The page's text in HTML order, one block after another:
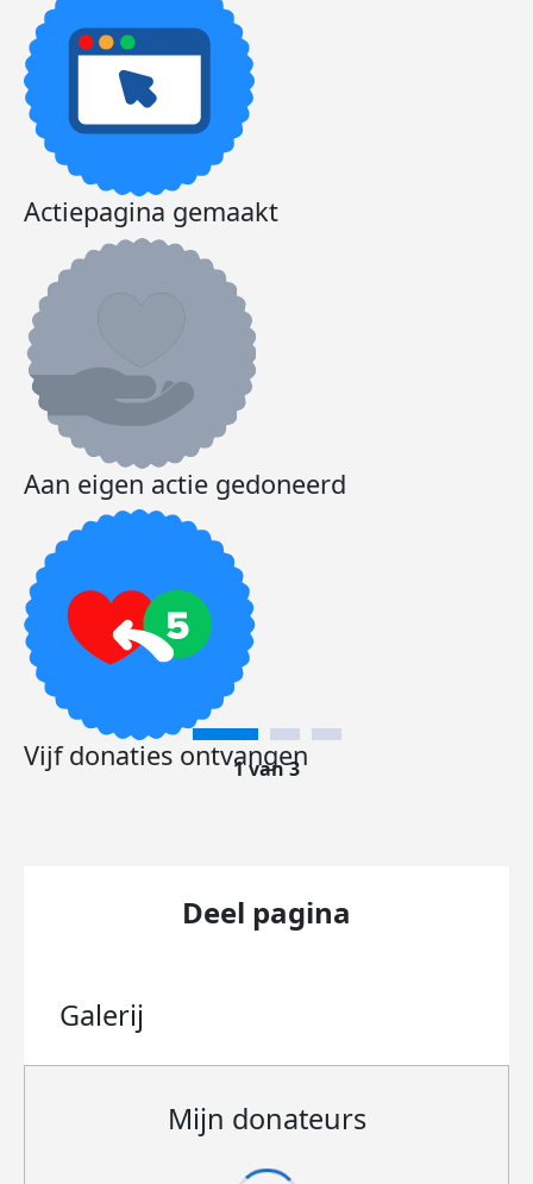
Actiepagina gemaakt
Aan eigen actie gedoneerd
Vijf donaties ontvangen
1 van 3
Deel pagina
Galerij
Mijn donateurs